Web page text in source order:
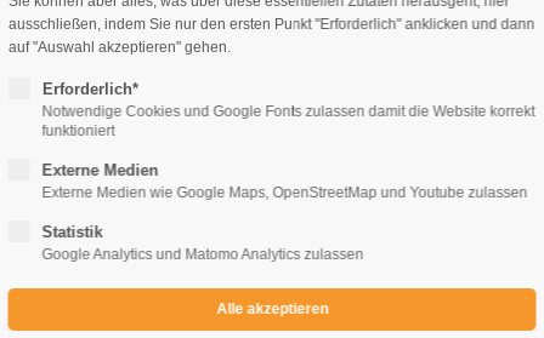
Mira Lindorm
Coralee und das Kelpie-Rodeo
€6,90 €
ausschließen, indem Sie nur den ersten Punkt "Erforderlich" anklicken und dann
auf "Auswahl akzeptieren" gehen.
Erforderlich*
Notwendige Cookies und Google Fonts zulassen damit die Website korrekt
funktioniert
Externe Medien
Externe Medien wie Google Maps, OpenStreetMap und Youtube zulassen
Statistik
Google Analytics und Matomo Analytics zulassen